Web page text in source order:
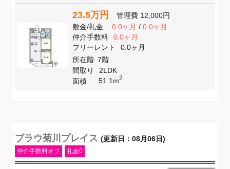
23.5万円 管理費 12,000円
敷金/礼金 0.0ヶ月/ 0.0ヶ月
仲介手数料
0.0ヶ月
フリーレント
0.0ヶ月
所在階 7階
間取り
2LDK
面積
51.1m2
ブラウ菊川プレイス (更新日：08月06日)
仲介手数料オフ 礼金0